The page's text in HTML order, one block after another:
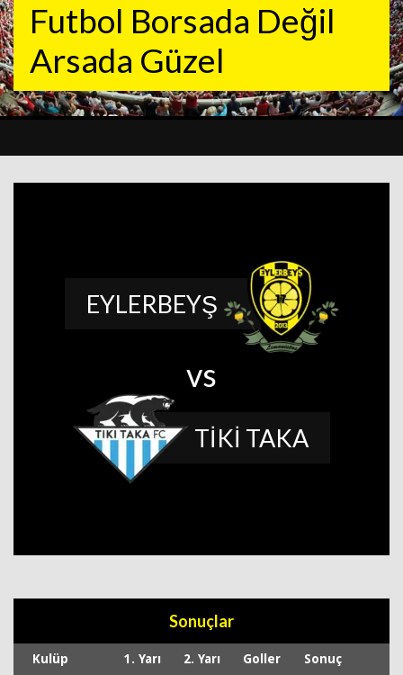
Futbol Borsada Değil
Arsada Güzel
EYLERBEYŞ
vs
TİKİ TAKA
Sonuçlar
Kulüp 1. Yarı 2. Yarı Goller Sonuç